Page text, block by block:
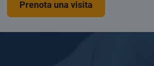
Prenota una visita